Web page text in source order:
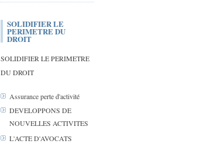
SOLIDIFIER LE
PERIMETRE DU
DROIT
SOLIDIFIER LE PERIMETRE
DU DROIT
Assurance perte d'activité
DEVELOPPONS DE
NOUVELLES ACTIVITES
L'ACTE D'AVOCATS